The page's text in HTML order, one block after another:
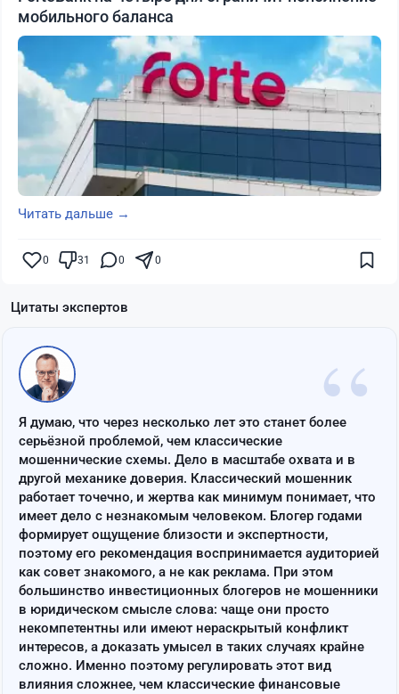
мобильного баланса
Читать дальше →
0 31 0 0
Цитаты экспертов
“
Я думаю, что через несколько лет это станет более
серьёзной проблемой, чем классические
мошеннические схемы. Дело в масштабе охвата и в
другой механике доверия. Классический мошенник
работает точечно, и жертва как минимум понимает, что
имеет дело с незнакомым человеком. Блогер годами
формирует ощущение близости и экспертности,
поэтому его рекомендация воспринимается аудиторией
как совет знакомого, а не как реклама. При этом
большинство инвестиционных блогеров не мошенники
в юридическом смысле слова: чаще они просто
некомпетентны или имеют нераскрытый конфликт
интересов, а доказать умысел в таких случаях крайне
сложно. Именно поэтому регулировать этот вид
влияния сложнее, чем классические финансовые